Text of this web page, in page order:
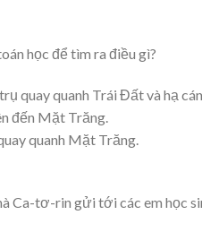
học để tìm ra điều gì?
quay quanh Trái Đất và hạ
đến Mặt Trăng.
quanh Mặt Trăng.
Ca-tơ-rin gửi tới các em học